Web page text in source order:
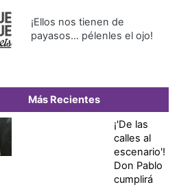
¡Ellos nos tienen de
payasos… pélenles el ojo!
Más Recientes
¡'De las
calles al
escenario'!
Don Pablo
cumplirá